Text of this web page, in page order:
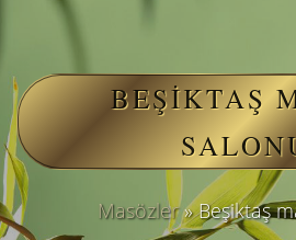
BEŞIKTAŞ
Masözler»Beşiktaş